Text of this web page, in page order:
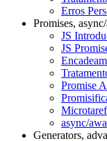
Erros
Promises,
JS
JS
Promise
async/
Generators,